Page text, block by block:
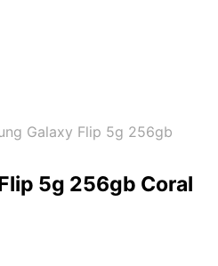
Galaxy Flip 5g 256gb
5g 256gb Coral